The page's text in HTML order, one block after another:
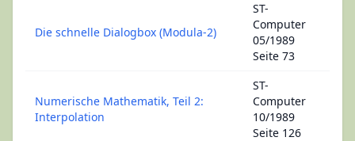
Die schnelle Dialogbox (Modula-2)
ST-
Computer
05/1989
Seite 73
Numerische Mathematik, Teil 2:
Interpolation
ST-
Computer
10/1989
Seite 126